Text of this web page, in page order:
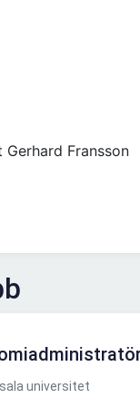
Fransson
universitet